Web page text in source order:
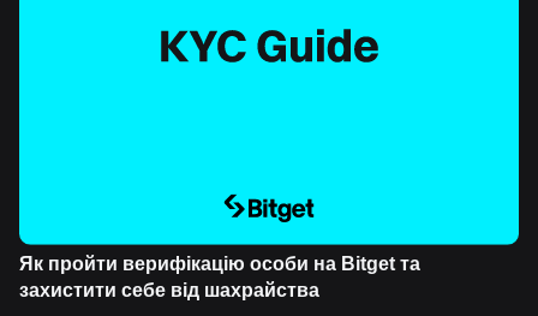
Як пройти верифікацію особи на Bitget та
захистити себе від шахрайства